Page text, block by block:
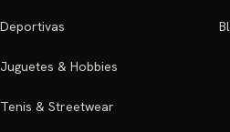
Deportivas
Juguetes & Hobbies
Tenis & Streetwear